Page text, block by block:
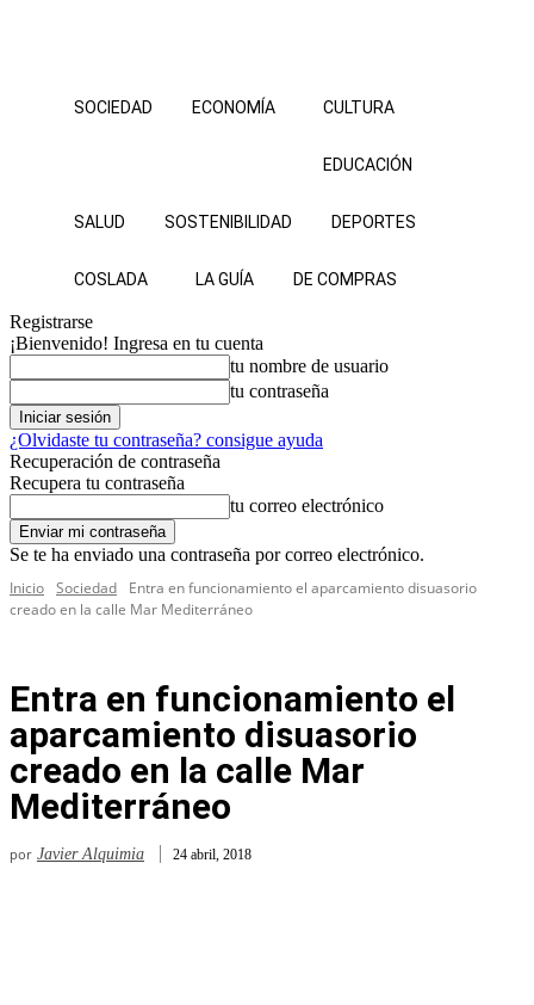
SOCIEDAD ECONOMÍA CULTURA
EDUCACIÓN
SALUD SOSTENIBILIDAD DEPORTES
COSLADA LA GUÍA DE COMPRAS
Registrarse
¡Bienvenido! Ingresa en tu cuenta
tu nombre de usuario
tu contraseña
¿Olvidaste tu contraseña? consigue ayuda
Recuperación de contraseña
Recupera tu contraseña
tu correo electrónico
Se te ha enviado una contraseña por correo electrónico.
Inicio Sociedad
Entra en funcionamiento el aparcamiento disuasorio
creado en la calle Mar Mediterráneo
Entra en funcionamiento el
aparcamiento disuasorio
creado en la calle Mar
Mediterráneo
por Javier Alquimia 24 abril, 2018